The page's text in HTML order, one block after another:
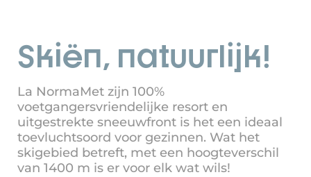
Skiën, natuurlijk!
La NormaMet zijn 100%
voetgangersvriendelijke resort en
uitgestrekte sneeuwfront is het een ideaal
toevluchtsoord voor gezinnen. Wat het
skigebied betreft, met een hoogteverschil
van 1400 m is er voor elk wat wils!